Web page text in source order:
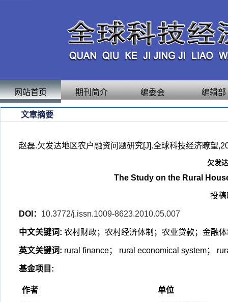
网站首页 期刊简介 编委会 编辑部
文章摘要
赵磊.欠发达地区农户融资问题研究[J].全球科技经济瞭望
欠发
The Study on the Rural
投
DOI： 10.3772/j.issn.1009-8623.2010.05.007
中文关键词: 农村财政；农村经济体制；农业贷款；金融
英文关键词: rural finance； rural economical system；
基金项目 :
作者
单位